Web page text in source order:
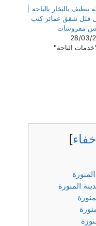
بالبخار بالباحة |
فلل شقق عمائر كنب
مفروشات
28/03/
الباحة"
]
المنورة